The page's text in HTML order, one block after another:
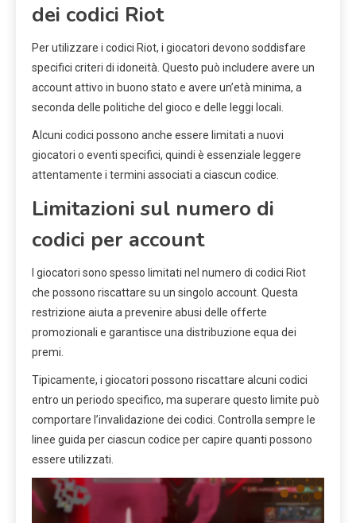
dei codici Riot
Per utilizzare i codici Riot, i giocatori devono soddisfare
specifici criteri di idoneità. Questo può includere avere un
account attivo in buono stato e avere un’età minima, a
seconda delle politiche del gioco e delle leggi locali.
Alcuni codici possono anche essere limitati a nuovi
giocatori o eventi specifici, quindi è essenziale leggere
attentamente i termini associati a ciascun codice.
Limitazioni sul numero di
codici per account
I giocatori sono spesso limitati nel numero di codici Riot
che possono riscattare su un singolo account. Questa
restrizione aiuta a prevenire abusi delle offerte
promozionali e garantisce una distribuzione equa dei
premi.
Tipicamente, i giocatori possono riscattare alcuni codici
entro un periodo specifico, ma superare questo limite può
comportare l’invalidazione dei codici. Controlla sempre le
linee guida per ciascun codice per capire quanti possono
essere utilizzati.